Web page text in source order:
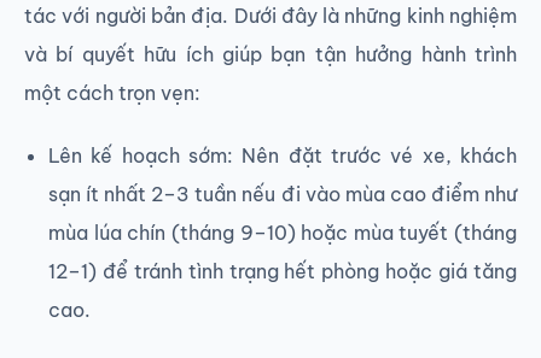
tác với người bản địa. Dưới đây là những kinh nghiệm
và bí quyết hữu ích giúp bạn tận hưởng hành trình
một cách trọn vẹn:
Lên kế hoạch sớm: Nên đặt trước vé xe, khách
sạn ít nhất 2–3 tuần nếu đi vào mùa cao điểm như
mùa lúa chín (tháng 9–10) hoặc mùa tuyết (tháng
12–1) để tránh tình trạng hết phòng hoặc giá tăng
cao.